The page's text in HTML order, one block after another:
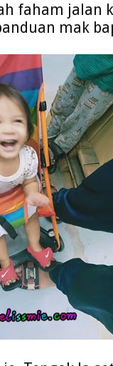
faham jalan
mak